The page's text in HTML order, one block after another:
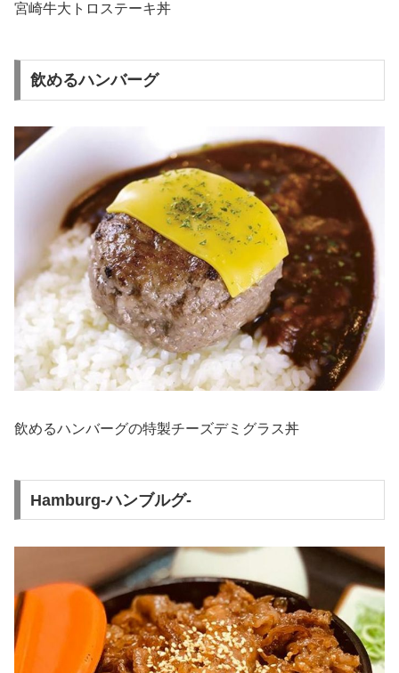
宮崎牛大トロステーキ丼
飲めるハンバーグ
飲めるハンバーグの特製チーズデミグラス丼
Hamburg-ハンブルグ-